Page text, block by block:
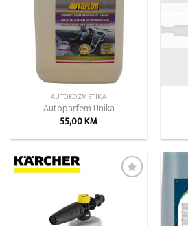
AUTOKOZMETIKA
Autoparfem Unika
55,00KM